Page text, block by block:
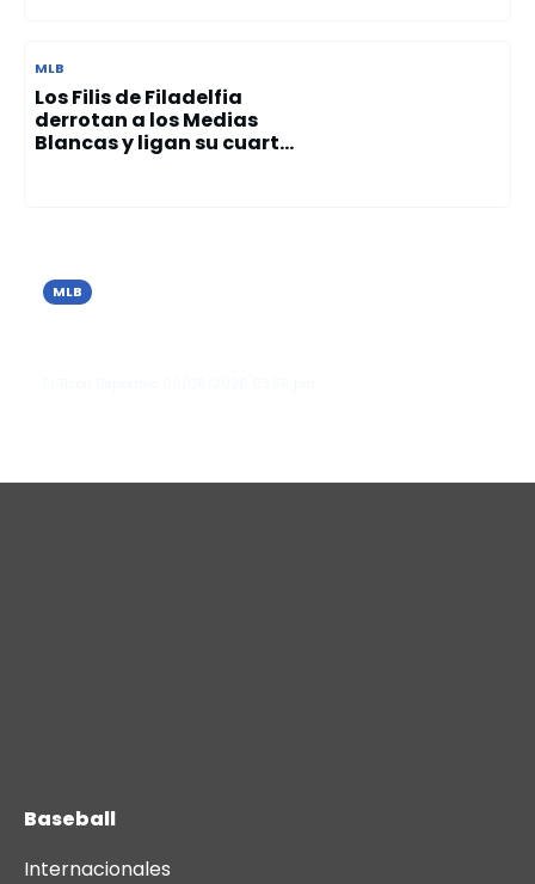
MLB
Los Filis de Filadelfia
derrotan a los Medias
Blancas y ligan su cuart...
MLB
Baseball
Internacionales